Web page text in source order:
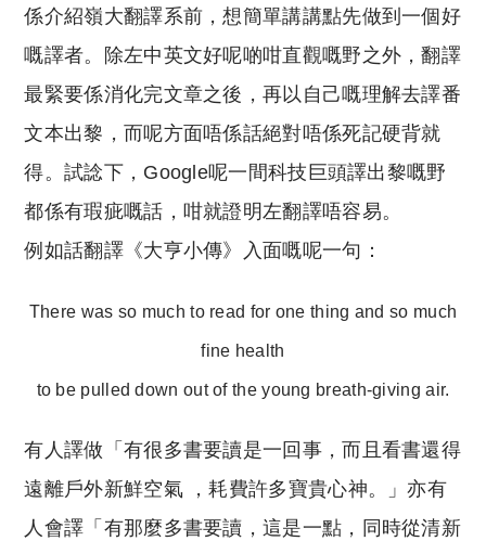
係介紹嶺大翻譯系前，想簡單講講點先做到一個好
嘅譯者。除左中英文好呢啲咁直觀嘅野之外，翻譯
最緊要係消化完文章之後，再以自己嘅理解去譯番
文本出黎，而呢方面唔係話絕對唔係死記硬背就
得。試諗下，Google呢一間科技巨頭譯出黎嘅野
都係有瑕疵嘅話，咁就證明左翻譯唔容易。
例如話翻譯《大亨小傳》入面嘅呢一句：
There was so much to read for one thing and so much
fine health
to be pulled down out of the young breath-giving air.
有人譯做「有很多書要讀是一回事，而且看書還得
遠離戶外新鮮空氣 ，耗費許多寶貴心神。」亦有
人會譯「有那麼多書要讀，這是一點，同時從清新